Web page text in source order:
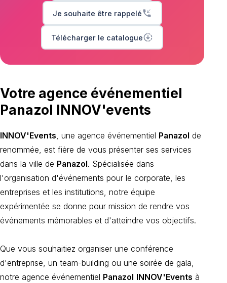
Je souhaite être rappeléphone_callback
Télécharger le cataloguedownloading
Votre agence événementiel
Panazol INNOV'events
INNOV'Events, une agence événementiel Panazol de
renommée, est fière de vous présenter ses services
dans la ville de Panazol. Spécialisée dans
l'organisation d'événements pour le corporate, les
entreprises et les institutions, notre équipe
expérimentée se donne pour mission de rendre vos
événements mémorables et d'atteindre vos objectifs.
Que vous souhaitiez organiser une conférence
d'entreprise, un team-building ou une soirée de gala,
notre agence événementiel Panazol INNOV'Events à